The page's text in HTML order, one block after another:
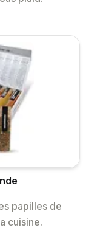
papilles de
cuisine.